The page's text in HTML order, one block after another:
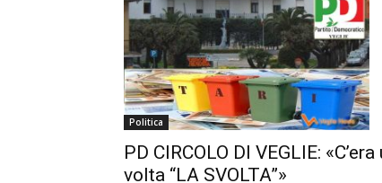
Politica
PD CIRCOLO DI VEGLIE: «C’era
volta “LA SVOLTA”»